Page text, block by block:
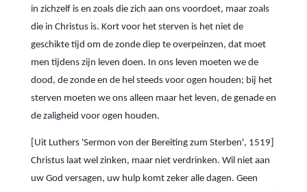
in zichzelf is en zoals die zich aan ons voordoet, maar zoals
die in Christus is. Kort voor het sterven is het niet de
geschikte tijd om de zonde diep te overpeinzen, dat moet
men tijdens zijn leven doen. In ons leven moeten we de
dood, de zonde en de hel steeds voor ogen houden; bij het
sterven moeten we ons alleen maar het leven, de genade en
de zaligheid voor ogen houden.
[Uit Luthers 'Sermon von der Bereiting zum Sterben', 1519]
Christus laat wel zinken, maar niet verdrinken. Wil niet aan
uw God versagen, uw hulp komt zeker alle dagen. Geen